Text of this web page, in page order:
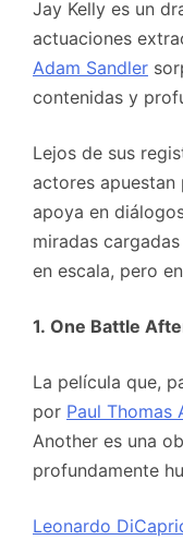
Jay Kelly es un
actuaciones
Adam Sandler
contenidas y
Lejos de sus
actores apuestan
apoya en
miradas
en escala, pero
1. One Battle
La película que,
por Paul Thomas
Another es una
profundamente
Leonardo